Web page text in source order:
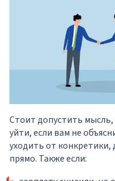
Стоит допустить
уйти, если вам не
уходить от
прямо. Также если: